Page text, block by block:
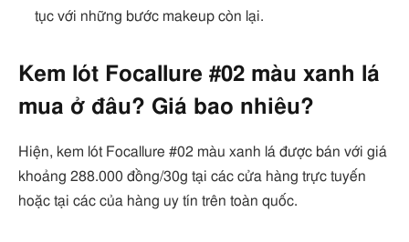
tục với những bước makeup còn lại.
Kem lót Focallure #02 màu xanh lá
mua ở đâu? Giá bao nhiêu?
Hiện, kem lót Focallure #02 màu xanh lá được bán với giá
khoảng 288.000 đồng/30g tại các cửa hàng trực tuyến
hoặc tại các của hàng uy tín trên toàn quốc.